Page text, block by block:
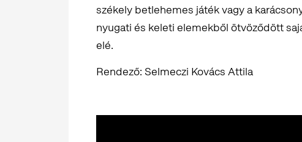
székely betlehemes játék vagy a
nyugati és keleti elemekből ötvöződött
elé.
Rendező: Selmeczi Kovács Attila